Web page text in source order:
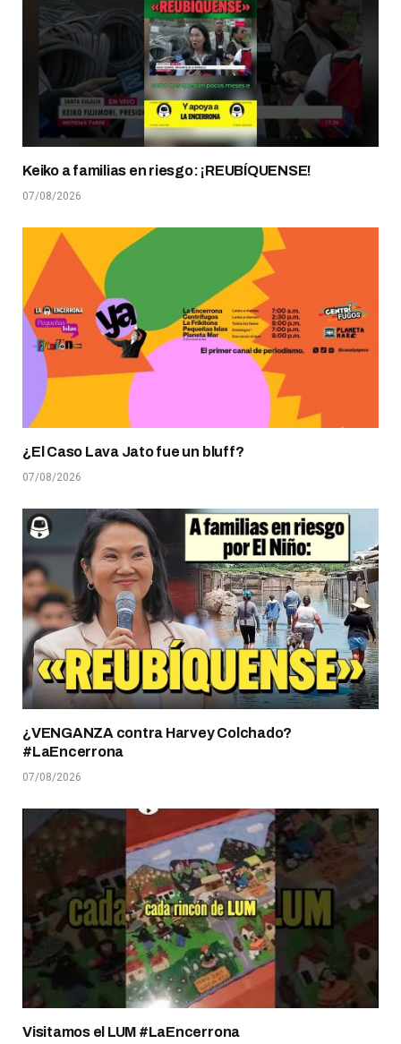
Keiko a familias en riesgo: ¡REUBÍQUENSE!
07/08/2026
¿El Caso Lava Jato fue un bluff?
07/08/2026
¿VENGANZA contra Harvey Colchado?
#LaEncerrona
07/08/2026
Visitamos el LUM #LaEncerrona